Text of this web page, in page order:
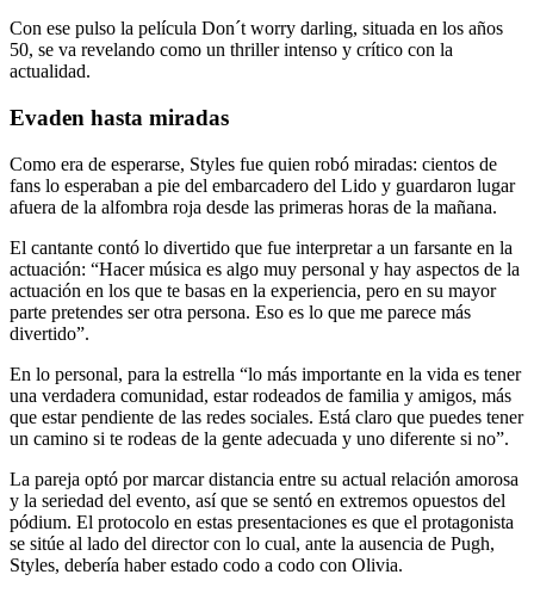
Con ese pulso la película Don´t worry darling, situada en los años
50, se va revelando como un thriller intenso y crítico con la
actualidad.
Evaden hasta miradas
Como era de esperarse, Styles fue quien robó miradas: cientos de
fans lo esperaban a pie del embarcadero del Lido y guardaron lugar
afuera de la alfombra roja desde las primeras horas de la mañana.
El cantante contó lo divertido que fue interpretar a un farsante en la
actuación: “Hacer música es algo muy personal y hay aspectos de la
actuación en los que te basas en la experiencia, pero en su mayor
parte pretendes ser otra persona. Eso es lo que me parece más
divertido”.
En lo personal, para la estrella “lo más importante en la vida es tener
una verdadera comunidad, estar rodeados de familia y amigos, más
que estar pendiente de las redes sociales. Está claro que puedes tener
un camino si te rodeas de la gente adecuada y uno diferente si no”.
La pareja optó por marcar distancia entre su actual relación amorosa
y la seriedad del evento, así que se sentó en extremos opuestos del
pódium. El protocolo en estas presentaciones es que el protagonista
se sitúe al lado del director con lo cual, ante la ausencia de Pugh,
Styles, debería haber estado codo a codo con Olivia.